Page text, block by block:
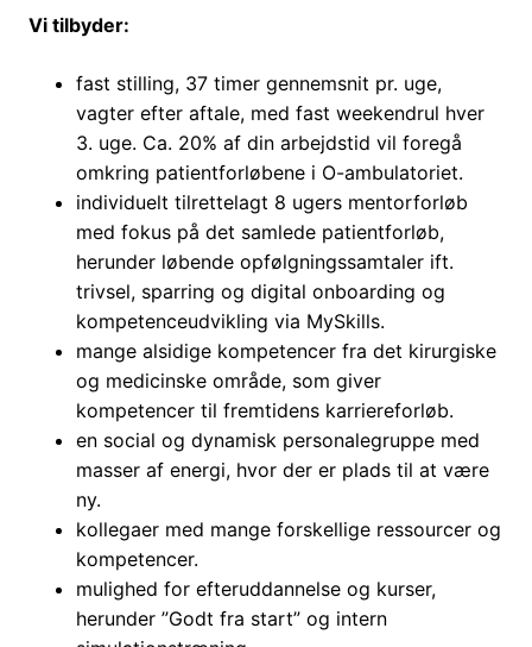
Vi tilbyder:
fast stilling, 37 timer gennemsnit pr. uge,
vagter efter aftale, med fast weekendrul hver
3. uge. Ca. 20% af din arbejdstid vil foregå
omkring patientforløbene i O-ambulatoriet.
individuelt tilrettelagt 8 ugers mentorforløb
med fokus på det samlede patientforløb,
herunder løbende opfølgningssamtaler ift.
trivsel, sparring og digital onboarding og
kompetenceudvikling via MySkills.
mange alsidige kompetencer fra det kirurgiske
og medicinske område, som giver
kompetencer til fremtidens karriereforløb.
en social og dynamisk personalegruppe med
masser af energi, hvor der er plads til at være
ny.
kollegaer med mange forskellige ressourcer og
kompetencer.
mulighed for efteruddannelse og kurser,
herunder ”Godt fra start” og intern